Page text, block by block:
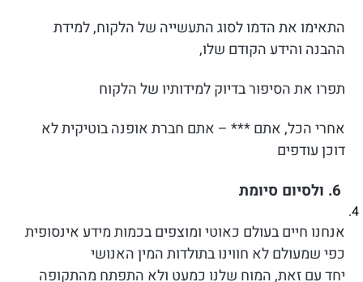
התאימו את הדמו לסוג התעשייה של הלקוח, למידת
ההבנה והידע הקודם שלו,
תפרו את הסיפור בדיוק למידותיו של הלקוח
אחרי הכל, אתם *** – אתם חברת אופנה בוטיקית לא
דוכן עודפים
אנחנו חיים בעולם כאוטי ומוצפים בכמות מידע אינסופית
כפי שמעולם לא חווינו בתולדות המין האנושי
יחד עם זאת, המוח שלנו כמעט ולא התפתח מהתקופה